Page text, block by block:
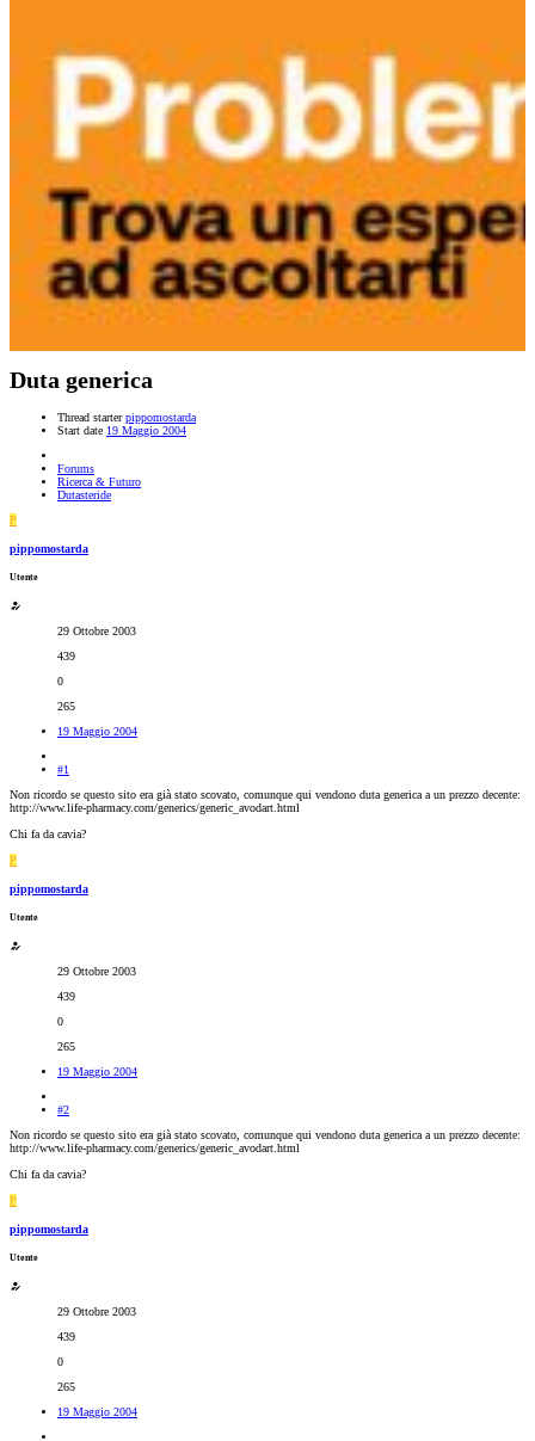
Duta generica
Thread starter pippomostarda
Start date 19 Maggio 2004
Forums
Ricerca & Futuro
Dutasteride
P
pippomostarda
Utente
29 Ottobre 2003
439
0
265
19 Maggio 2004
#1
Non ricordo se questo sito era già stato scovato, comunque qui vendono duta generica a un prezzo decente:
http://www.life-pharmacy.com/generics/generic_avodart.html
Chi fa da cavia?
P
pippomostarda
Utente
29 Ottobre 2003
439
0
265
19 Maggio 2004
#2
Non ricordo se questo sito era già stato scovato, comunque qui vendono duta generica a un prezzo decente:
http://www.life-pharmacy.com/generics/generic_avodart.html
Chi fa da cavia?
P
pippomostarda
Utente
29 Ottobre 2003
439
0
265
19 Maggio 2004